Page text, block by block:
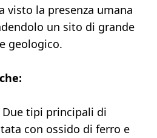
visto la presenza umana
un sito di grande
geologico.
Due tipi principali di
con ossido di ferro e